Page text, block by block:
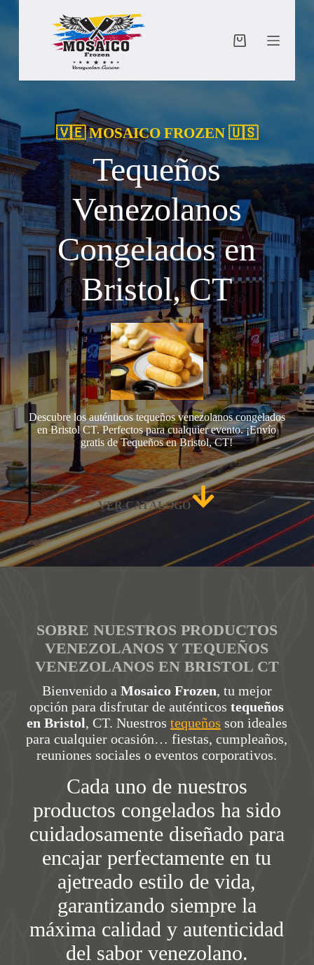
contenido
Carro
🇻🇪 MOSAICO FROZEN 🇺🇸
Tequeños
Venezolanos
Congelados en
Bristol, CT
Descubre los auténticos tequeños venezolanos congelados
en Bristol CT. Perfectos para cualquier evento. ¡Envío
gratis de Tequeños en Bristol, CT!
VER CATÁLOGO
SOBRE NUESTROS PRODUCTOS
VENEZOLANOS Y TEQUEÑOS
VENEZOLANOS EN BRISTOL CT
Bienvenido a Mosaico Frozen, tu mejor
opción para disfrutar de auténticostequeños
en Bristol, CT. Nuestros tequeños son ideales
para cualquier ocasión… fiestas, cumpleaños,
reuniones sociales o eventos corporativos.
Cada uno de nuestros
productos congelados ha sido
cuidadosamente diseñado para
encajar perfectamente en tu
ajetreado estilo de vida,
garantizando siempre la
máxima calidad y autenticidad
del sabor venezolano.